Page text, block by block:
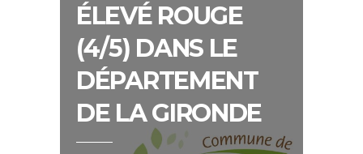
ÉLEVÉ ROUGE
(4/5) DANS LE
DÉPARTEMENT
DE LA GIRONDE